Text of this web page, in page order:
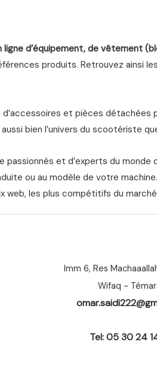
ligne d’équipement, de vêtement
produits. Retrouvez ainsi
et pièces
bien l’univers du scootériste
passionnés et d’experts du
ou au modèle de votre
web, les plus compétitifs du
Imm 6, Res
Wifaq -
Tel: 05 30 24